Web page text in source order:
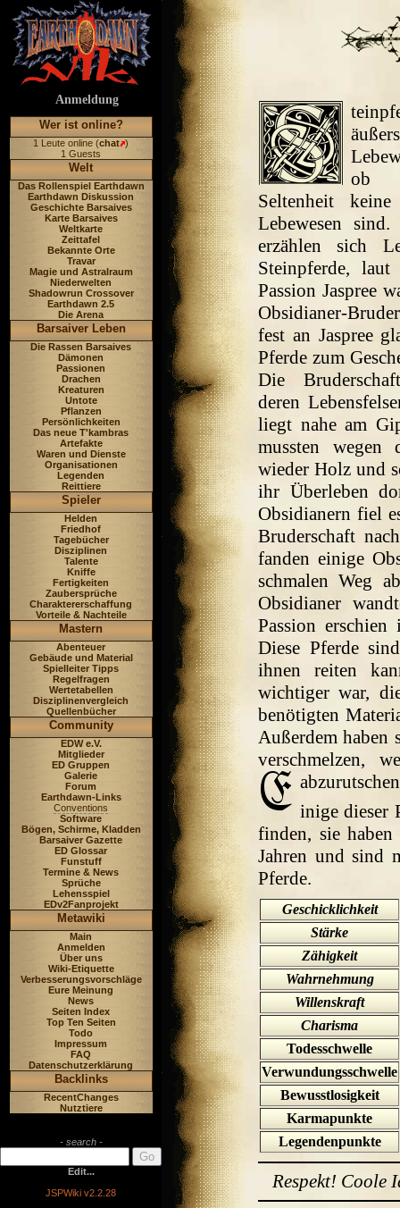
Anmeldung
Wer ist online?
1 Leute online (chat )
1 Guests
Welt
Das Rollenspiel Earthdawn
Earthdawn Diskussion
Geschichte Barsaives
Karte Barsaives
Weltkarte
Zeittafel
Bekannte Orte
Travar
Magie und Astralraum
Niederwelten
Shadowrun Crossover
Earthdawn 2.5
Die Arena
Barsaiver Leben
Die Rassen Barsaives
Dämonen
Passionen
Drachen
Kreaturen
Untote
Pflanzen
Persönlichkeiten
Das neue T'kambras
Artefakte
Waren und Dienste
Organisationen
Legenden
Reittiere
Spieler
Helden
Friedhof
Tagebücher
Disziplinen
Talente
Kniffe
Fertigkeiten
Zaubersprüche
Charaktererschaffung
Vorteile & Nachteile
Mastern
Abenteuer
Gebäude und Material
Spielleiter Tipps
Regelfragen
Wertetabellen
Disziplinenvergleich
Quellenbücher
Community
EDW e.V.
Mitglieder
ED Gruppen
Galerie
Forum
Earthdawn-Links
Conventions
Software
Bögen, Schirme, Kladden
Barsaiver Gazette
ED Glossar
Funstuff
Termine & News
Sprüche
Lehensspiel
EDv2Fanprojekt
Metawiki
Main
Anmelden
Über uns
Wiki-Etiquette
Verbesserungsvorschläge
Eure Meinung
News
Seiten Index
Top Ten Seiten
Todo
Impressum
FAQ
Datenschutzerklärung
Backlinks
RecentChanges
Nutztiere
- search -
Edit...
JSPWiki v2.2.28
Seltenheit keine
Lebewesen sind.
erzählen sich
Steinpferde,
Passion Jaspree
Obsidianer-
fest an Jaspree
Pferde zum
Die
deren
liegt nahe am
mussten wegen
wieder Holz und
ihr Überleben
Obsidianern fiel
Bruderschaft
fanden einige
schmalen Weg
Obsidianer
Passion
Diese Pferde
ihnen reiten
wichtiger war,
benötigten
Außerdem haben
verschmelzen,
inige dieser
finden, sie
Jahren und sind
Pferde.
Geschicklichkeit
Stärke
Zähigkeit
Wahrnehmung
Willenskraft
Charisma
Todesschwelle
Verwundungsschwelle
Bewusstlosigkeit
Karmapunkte
Legendenpunkte
Respekt! Coole